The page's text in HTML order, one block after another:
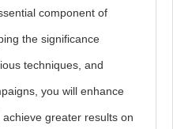
component of
the significance
techniques, and
you will enhance
greater results on